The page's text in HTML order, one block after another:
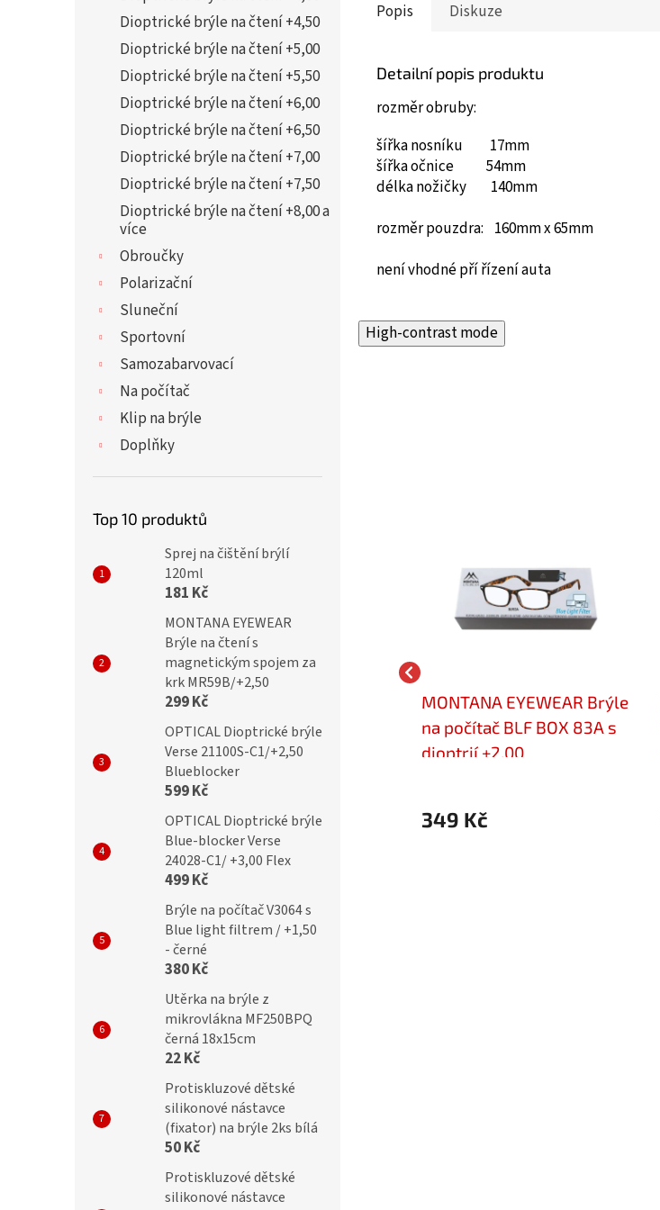
Dioptrické brýle na čtení +4,50
Dioptrické brýle na čtení +5,00
Dioptrické brýle na čtení +5,50
Dioptrické brýle na čtení +6,00
Dioptrické brýle na čtení +6,50
Dioptrické brýle na čtení +7,00
Dioptrické brýle na čtení +7,50
Dioptrické brýle na čtení +8,00 a
více
Obroučky
Polarizační
Sluneční
Sportovní
Samozabarvovací
Na počítač
Klip na brýle
Doplňky
Top 10 produktů
Sprej na čištění brýlí
120ml
181 Kč
MONTANA EYEWEAR
Brýle na čtení s
magnetickým spojem za
krk MR59B/+2,50
299 Kč
OPTICAL Dioptrické brýle
Verse 21100S-C1/+2,50
Blueblocker
599 Kč
OPTICAL Dioptrické brýle
Blue-blocker Verse
24028-C1/ +3,00 Flex
499 Kč
Brýle na počítač V3064 s
Blue light filtrem / +1,50
- černé
380 Kč
Utěrka na brýle z
mikrovlákna MF250BPQ
černá 18x15cm
22 Kč
Protiskluzové dětské
silikonové nástavce
(fixator) na brýle 2ks bílá
50 Kč
Protiskluzové dětské
silikonové nástavce
Popis Diskuze
Detailní popis produktu
rozměr obruby:
šířka nosníku 17mm
šířka očnice 54mm
délka nožičky 140mm
rozměr pouzdra: 160mm x 65mm
není vhodné pří řízení auta
High-contrast mode
BRILO Dioptrické brýle pro
práci u počítače REB540-
A/+2,00 black flex
499 Kč
MONTANA EYEWEAR Brýle
na počítač BLF BOX 83A s
dioptrií +2,00
349 Kč